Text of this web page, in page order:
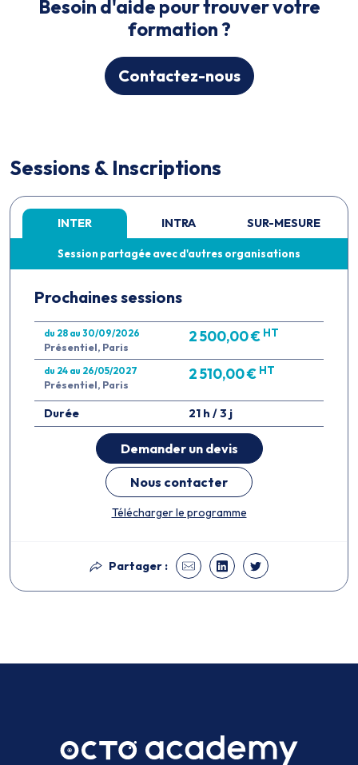
Besoin d'aide pour trouver votre
formation ?
Contactez-nous
Sessions & Inscriptions
INTER INTRA SUR-MESURE
Session partagée avec d'autres organisations
Prochaines sessions
du 28 au 30/09/2026
Présentiel, Paris
2 500,00 € HT
du 24 au 26/05/2027
Présentiel, Paris
2 510,00 € HT
Durée 21 h / 3 j
Demander un devis
Nous contacter
Télécharger le programme
Partager :